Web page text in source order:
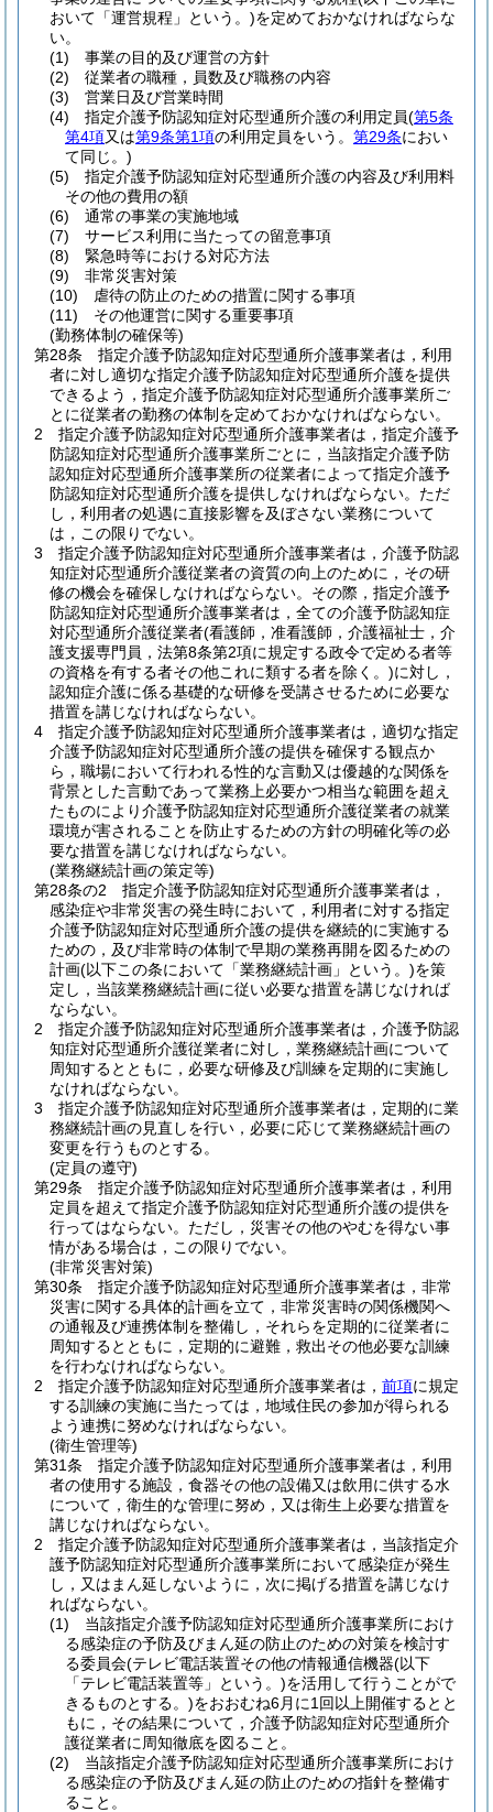
おいて「運営規程」という。)を定めておかなければならな
い。
(1)
事業の目的及び運営の方針
(2)
従業者の職種，員数及び職務の内容
(3)
営業日及び営業時間
(4)
指定介護予防認知症対応型通所介護の利用定員(第5条
第4項又は第9条第1項の利用定員をいう。 第29条におい
て同じ。)
(5)
指定介護予防認知症対応型通所介護の内容及び利用料
その他の費用の額
(6)
通常の事業の実施地域
(7)
サービス利用に当たっての留意事項
(8)
緊急時等における対応方法
(9)
非常災害対策
(10)
虐待の防止のための措置に関する事項
(11)
その他運営に関する重要事項
(勤務体制の確保等)
第28条
指定介護予防認知症対応型通所介護事業者は，利用
者に対し適切な指定介護予防認知症対応型通所介護を提供
できるよう，指定介護予防認知症対応型通所介護事業所ご
とに従業者の勤務の体制を定めておかなければならない。
2
指定介護予防認知症対応型通所介護事業者は，指定介護予
防認知症対応型通所介護事業所ごとに，当該指定介護予防
認知症対応型通所介護事業所の従業者によって指定介護予
防認知症対応型通所介護を提供しなければならない。 ただ
し，利用者の処遇に直接影響を及ぼさない業務について
は，この限りでない。
3
指定介護予防認知症対応型通所介護事業者は，介護予防認
知症対応型通所介護従業者の資質の向上のために，その研
修の機会を確保しなければならない。 その際，指定介護予
防認知症対応型通所介護事業者は，全ての介護予防認知症
対応型通所介護従業者(看護師，准看護師，介護福祉士，介
護支援専門員，法第8条第2項に規定する政令で定める者等
の資格を有する者その他これに類する者を除く。)に対し，
認知症介護に係る基礎的な研修を受講させるために必要な
措置を講じなければならない。
4
指定介護予防認知症対応型通所介護事業者は，適切な指定
介護予防認知症対応型通所介護の提供を確保する観点か
ら，職場において行われる性的な言動又は優越的な関係を
背景とした言動であって業務上必要かつ相当な範囲を超え
たものにより介護予防認知症対応型通所介護従業者の就業
環境が害されることを防止するための方針の明確化等の必
要な措置を講じなければならない。
(業務継続計画の策定等)
第28条の2
指定介護予防認知症対応型通所介護事業者は，
感染症や非常災害の発生時において，利用者に対する指定
介護予防認知症対応型通所介護の提供を継続的に実施する
ための，及び非常時の体制で早期の業務再開を図るための
計画(以下この条において「業務継続計画」という。)を策
定し，当該業務継続計画に従い必要な措置を講じなければ
ならない。
2
指定介護予防認知症対応型通所介護事業者は，介護予防認
知症対応型通所介護従業者に対し，業務継続計画について
周知するとともに，必要な研修及び訓練を定期的に実施し
なければならない。
3
指定介護予防認知症対応型通所介護事業者は，定期的に業
務継続計画の見直しを行い，必要に応じて業務継続計画の
変更を行うものとする。
(定員の遵守)
第29条
指定介護予防認知症対応型通所介護事業者は，利用
定員を超えて指定介護予防認知症対応型通所介護の提供を
行ってはならない。 ただし，災害その他のやむを得ない事
情がある場合は，この限りでない。
(非常災害対策)
第30条
指定介護予防認知症対応型通所介護事業者は，非常
災害に関する具体的計画を立て，非常災害時の関係機関へ
の通報及び連携体制を整備し，それらを定期的に従業者に
周知するとともに，定期的に避難，救出その他必要な訓練
を行わなければならない。
2
指定介護予防認知症対応型通所介護事業者は， 前項に規定
する訓練の実施に当たっては，地域住民の参加が得られる
よう連携に努めなければならない。
(衛生管理等)
第31条
指定介護予防認知症対応型通所介護事業者は，利用
者の使用する施設，食器その他の設備又は飲用に供する水
について，衛生的な管理に努め，又は衛生上必要な措置を
講じなければならない。
2
指定介護予防認知症対応型通所介護事業者は，当該指定介
護予防認知症対応型通所介護事業所において感染症が発生
し，又はまん延しないように，次に掲げる措置を講じなけ
ればならない。
(1)
当該指定介護予防認知症対応型通所介護事業所におけ
る感染症の予防及びまん延の防止のための対策を検討す
る委員会(テレビ電話装置その他の情報通信機器(以下
「テレビ電話装置等」という。)を活用して行うことがで
きるものとする。)をおおむね6月に1回以上開催するとと
もに，その結果について，介護予防認知症対応型通所介
護従業者に周知徹底を図ること。
(2)
当該指定介護予防認知症対応型通所介護事業所におけ
る感染症の予防及びまん延の防止のための指針を整備す
ること。